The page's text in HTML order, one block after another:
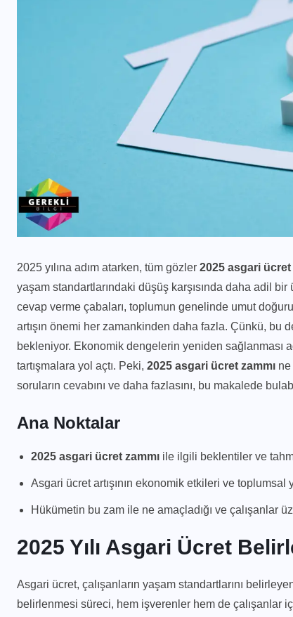
2025 yılına adım atarken, tüm gözler 2025 asgari ücret
yaşam standartlarındaki düşüş karşısında daha adil
cevap verme çabaları, toplumun genelinde umut
artışın önemi her zamankinden daha fazla. Çünkü,
bekleniyor. Ekonomik dengelerin yeniden sağlanması
tartışmalara yol açtı. Peki, 2025 asgari ücret zammı ne
soruların cevabını ve daha fazlasını, bu makalede
Ana Noktalar
2025 asgari ücret zammı ile ilgili beklentiler ve
Asgari ücret artışının ekonomik etkileri ve toplumsal
Hükümetin bu zam ile ne amaçladığı ve çalışanlar
2025 Yılı Asgari Ücret
Asgari ücret, çalışanların yaşam standartlarını
belirlenmesi süreci, hem işverenler hem de çalışanlar